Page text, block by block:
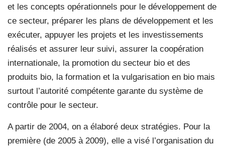
et les concepts opérationnels pour le développement de
ce secteur, préparer les plans de développement et les
exécuter, appuyer les projets et les investissements
réalisés et assurer leur suivi, assurer la coopération
internationale, la promotion du secteur bio et des
produits bio, la formation et la vulgarisation en bio mais
surtout l’autorité compétente garante du système de
contrôle pour le secteur.
A partir de 2004, on a élaboré deux stratégies. Pour la
première (de 2005 à 2009), elle a visé l’organisation du